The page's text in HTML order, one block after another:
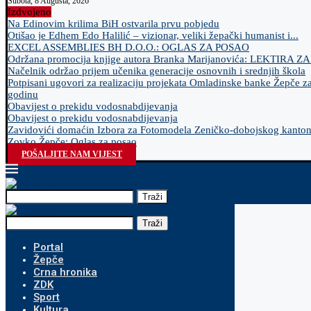
Izdvojeno
Na Edinovim krilima BiH ostvarila prvu pobjedu
Otišao je Edhem Edo Halilić – vizionar, veliki žepački humanist i...
EXCEL ASSEMBLIES BH D.O.O.: OGLAS ZA POSAO
Održana promocija knjige autora Branka Marijanovića: LEKTIRA
Načelnik održao prijem učenika generacije osnovnih i srednjih škola
Potpisani ugovori za realizaciju projekata Omladinske banke Žepče
godinu
Obavijest o prekidu vodosnabdijevanja
Obavijest o prekidu vodosnabdijevanja
Zavidovići domaćin Izbora za Fotomodela Zeničko-dobojskog
Zovko Žepče: Oglas za posao
POŠALJITE NAM VIJEST
Traži
Traži
Portal
Žepče
Crna hronika
ZDK
Sport